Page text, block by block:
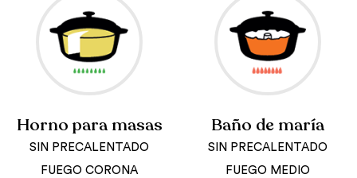
Horno para masas
SIN PRECALENTADO
FUEGO CORONA
Baño de maría
SIN PRECALENTADO
FUEGO MEDIO